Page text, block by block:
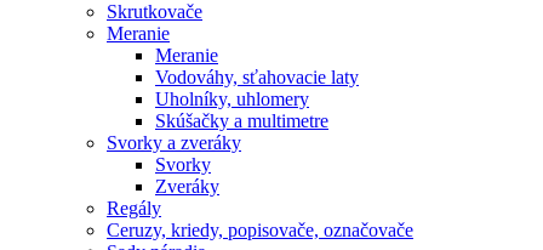
Skrutkovače
Meranie
Meranie
Vodováhy, sťahovacie laty
Uholníky, uhlomery
Skúšačky a multimetre
Svorky a zveráky
Svorky
Zveráky
Regály
Ceruzy, kriedy, popisovače, označovače